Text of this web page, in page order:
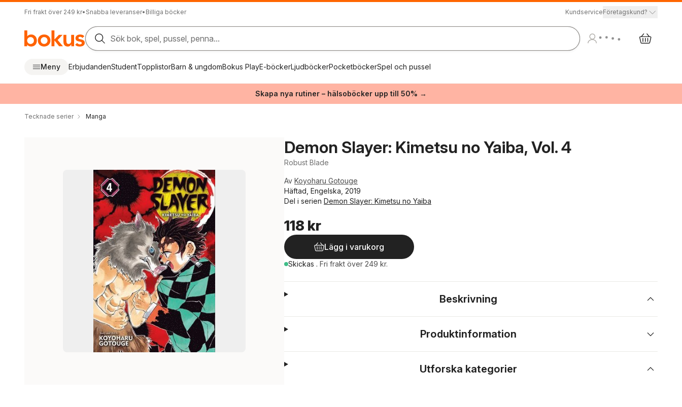
Fri frakt över 249 kr• Snabba leveranser• Billiga böcker KundserviceFöretagskund?
Sök bok, spel, pussel, penna...
Meny ErbjudandenStudentTopplistorBarn & ungdomBokus PlayE-böckerLjudböckerPocketböckerSpel och pussel
Skapa nya rutiner – hälsoböcker upp till 50% →
Tecknade serier Manga
Demon Slayer: Kimetsu no Yaiba, Vol. 4
Robust Blade
Av Koyoharu Gotouge
Häftad, Engelska, 2019
Del i serien Demon Slayer: Kimetsu no Yaiba
118 kr
Lägg i varukorg
Skickas . Fri frakt över 249 kr.
Beskrivning
Produktinformation
Utforska kategorier